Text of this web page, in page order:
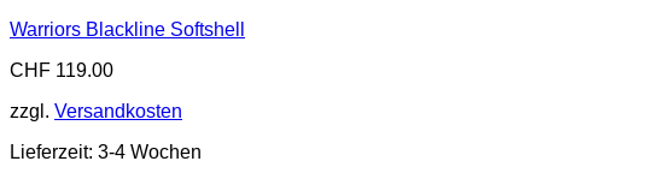
Warriors Blackline Softshell
CHF 119.00
zzgl. Versandkosten
Lieferzeit: 3-4 Wochen